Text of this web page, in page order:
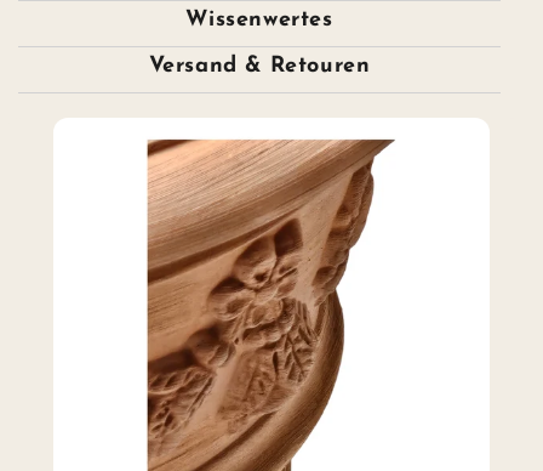
Wissenwertes
Versand & Retouren